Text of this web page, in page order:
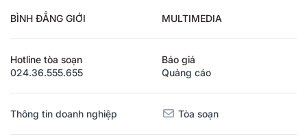
BÌNH ĐẲNG GIỚI MULTIMEDIA
Hotline tòa soạn
024.36.555.655
Báo giá
Quảng cáo
Thông tin doanh nghiệp Tòa soạn